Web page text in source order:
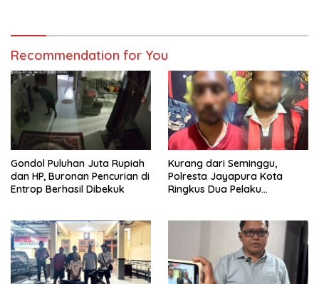
Recommendation for You
Gondol Puluhan Juta Rupiah
dan HP, Buronan Pencurian di
Entrop Berhasil Dibekuk
Kurang dari Seminggu,
Polresta Jayapura Kota
Ringkus Dua Pelaku